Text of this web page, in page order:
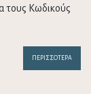
τους Κωδικούς
ΠΕΡΙΣΣΌΤΕΡΑ